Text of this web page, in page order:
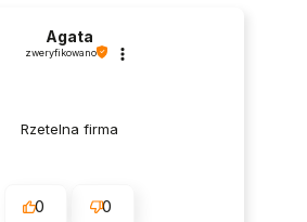
Agata
zweryfikowano
Rzetelna firma
0 0